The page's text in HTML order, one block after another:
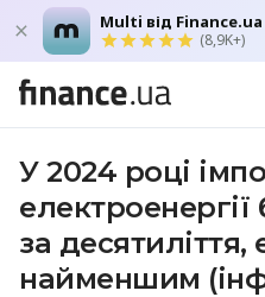
Multi від Finance.ua
(8,9K+)
У 2024 році
за
найменшим